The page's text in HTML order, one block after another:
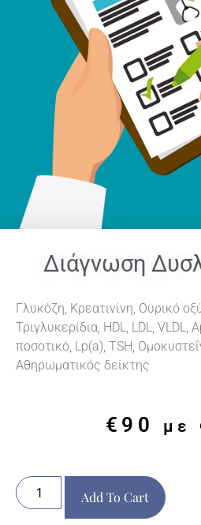
Διάγνωση
Γλυκόζη, Κρεατινίνη, Ουρικό
Τριγλυκερίδια, HDL, LDL, VLDL,
ποσοτικό, Lp(a), TSH,
Αθηρωματικός δείκτης
€ 90 με
Add To Cart